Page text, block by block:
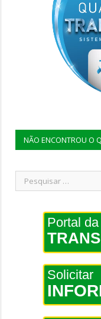
NÃO ENCONTROU O
Portal da
Solicitar